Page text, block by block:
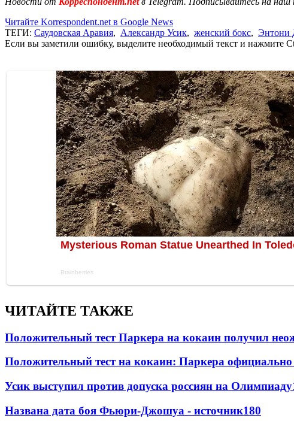
Читайте Korrespondent.net в Google News
ТЕГИ: Саудовская Аравия, Александр Усик, женский бокс, Энтони
Если вы заметили ошибку, выделите необходимый текст и нажмите
ЧИТАЙТЕ ТАКЖЕ
Положительный тест Паркера на кокаин получил
Положительный тест на кокаин: Паркера
Усик выступил против допуска россиян на Олимпиаду
Названа дата боя Фьюри-Джошуа - источник180